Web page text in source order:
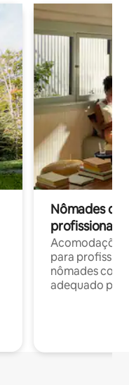
Nômades
profissionais
para
nômades com
adequado